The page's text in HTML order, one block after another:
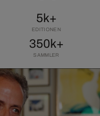
5k+
EDITIONEN
350k+
SAMMLER